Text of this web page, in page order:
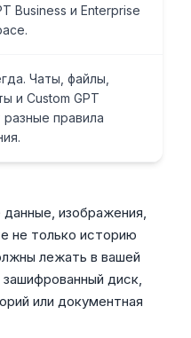
Business и Enterprise
Чаты, файлы,
и Custom GPT
правила
данные, изображения,
не только историю
лежать в вашей
диск,
или документная